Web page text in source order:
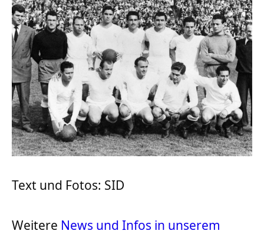
Text und Fotos: SID
Weitere News und Infos in unserem